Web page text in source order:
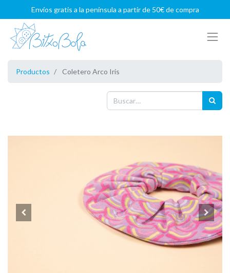
Envíos gratis a la península a partir de 50€ de compra
Productos Coletero Arco Iris